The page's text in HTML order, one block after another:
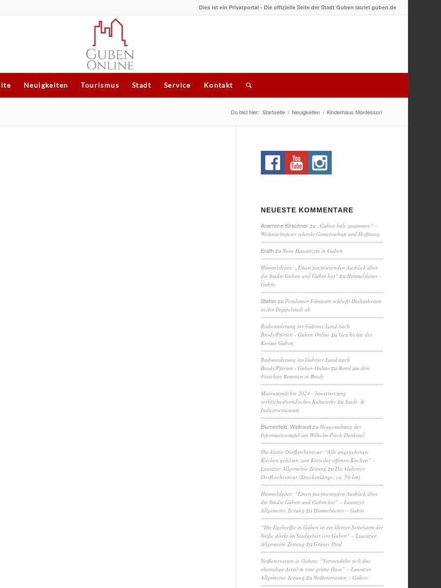
Dies ist ein Privatportal - Die offizielle Seite der Stadt Guben lautet guben.de
Neuigkeiten Tourismus Stadt Service Kontakt
Du bist hier: Startseite / Neuigkeiten / Kinderhaus Montessori
NEUESTE KOMMENTARE
Anemone Kirschnerzu „Guben hält zusammen“ –
Weihnachtsfeier schenkt Gemeinschaft und Hoffnung
ErathzuNeue Hausärztin in Guben
Himmelsleiter: „Einen faszinierenden Ausblick über
die Städte Guben und Gubin hat“ zu Himmelsleiter –
Gubin
Stefanzu Potsdamer Filmteam schließt Dreharbeiten
in der Doppelstadt ab
Radwanderung ins Gubiner Land nach
Brody/Pförten - Guben Online zuGeschichte des
Kreises Guben
Radwanderung ins Gubiner Land nach
Brody/Pförten - Guben Online zu Rund um den
Forschter Brunnen in Brody
Museumsnächte 2024 - Inwertsetzung
sorbisches/wendisches Kulturerbe zuStadt- &
Industriemuseum
Blumenfeld, WaltraudzuNeugestaltung der
Informationstafel am Wilhelm-Pieck-Denkmal
Die kleine Dorfkirchentour: “Alle angegebenen
Kirchen gehören zum Kreis der offenen Kirchen” –
Lausitzer Allgemeine Zeitung zu Die Gubener
Dorfkirchentour (Streckenlänge: ca. 50 km)
Himmelsleiter: “Einen faszinierenden Ausblick über
die Städte Guben und Gubin hat” – Lausitzer
Allgemeine Zeitung zu Himmelsleiter – Gubin
“Die Egelneiße in Guben ist ein kleiner Seitenarm der
Neiße direkt im Stadgebiet von Guben” – Lausitzer
Allgemeine Zeitung zuGrüner Pfad
Neißeterrassen in Guben: “Verwandelte sich das
ehemalige Areal in eine grüne Oase” – Lausitzer
Allgemeine Zeitung zuNeißeterrassen – Guben